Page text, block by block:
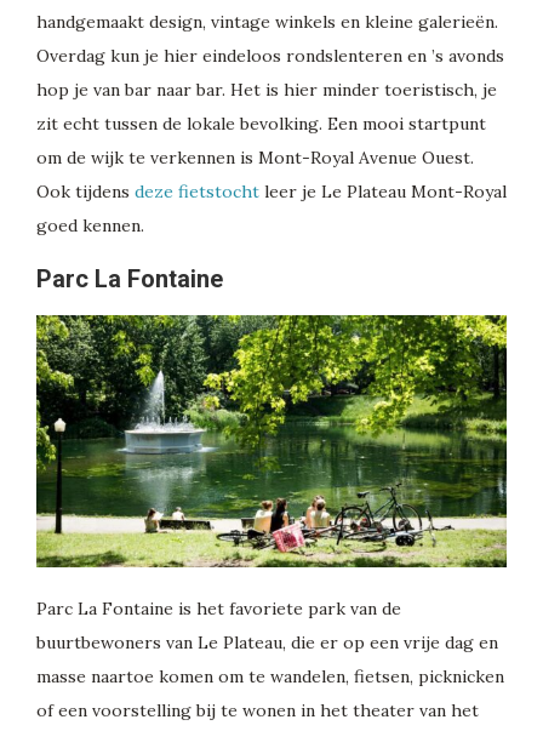
handgemaakt design, vintage winkels en kleine galerieën.
Overdag kun je hier eindeloos rondslenteren en ’s avonds
hop je van bar naar bar. Het is hier minder toeristisch, je
zit echt tussen de lokale bevolking. Een mooi startpunt
om de wijk te verkennen is Mont-Royal Avenue Ouest.
Ook tijdens deze fietstocht leer je Le Plateau Mont-Royal
goed kennen.
Parc La Fontaine
Parc La Fontaine is het favoriete park van de
buurtbewoners van Le Plateau, die er op een vrije dag en
masse naartoe komen om te wandelen, fietsen, picknicken
of een voorstelling bij te wonen in het theater van het